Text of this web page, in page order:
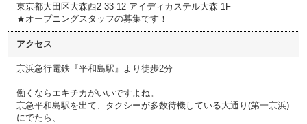
東京都大田区大森西2-33-12 アイディカステル大森 1F
★オープニングスタッフの募集です！
アクセス
京浜急行電鉄『平和島駅』より徒歩2分
働くならエキチカがいいですよね。
京急平和島駅を出て、タクシーが多数待機している大通り(第一京浜)
にでたら、